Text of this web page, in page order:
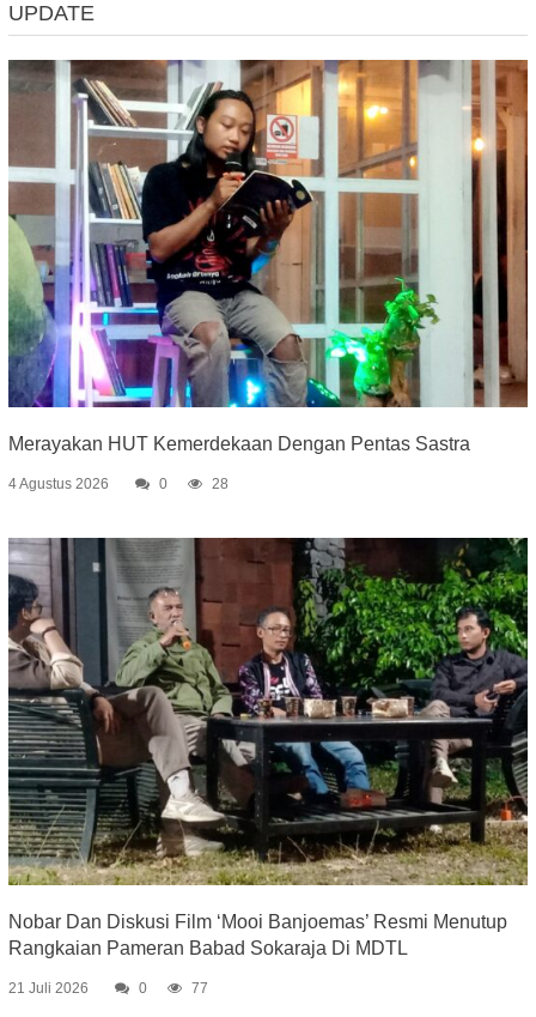
UPDATE
Merayakan HUT Kemerdekaan Dengan Pentas Sastra
4 Agustus 2026 0 28
Nobar Dan Diskusi Film ‘Mooi Banjoemas’ Resmi Menutup
Rangkaian Pameran Babad Sokaraja Di MDTL
21 Juli 2026 0 77